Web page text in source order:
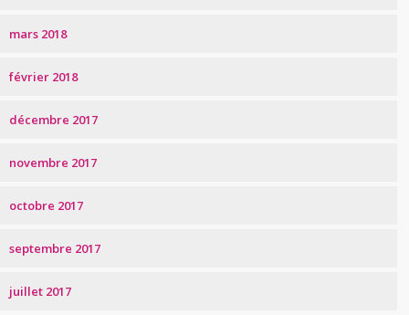
mars 2018
février 2018
décembre 2017
novembre 2017
octobre 2017
septembre 2017
juillet 2017